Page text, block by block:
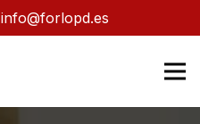
info@forlopd.es